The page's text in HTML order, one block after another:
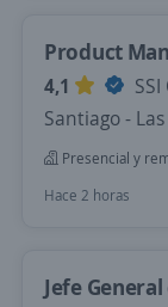
Product
4,1
Santiago -
Presencial y
Hace 2 horas
Jefe